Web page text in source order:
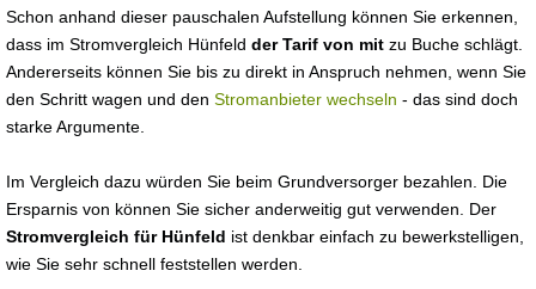
Schon anhand dieser pauschalen Aufstellung können Sie erkennen,
dass im Stromvergleich Hünfeld der Tarif von mit zu Buche schlägt.
Andererseits können Sie bis zu direkt in Anspruch nehmen, wenn Sie
den Schritt wagen und den Stromanbieter wechseln - das sind doch
starke Argumente.
Im Vergleich dazu würden Sie beim Grundversorger bezahlen. Die
Ersparnis von können Sie sicher anderweitig gut verwenden. Der
Stromvergleich für Hünfeld ist denkbar einfach zu bewerkstelligen,
wie Sie sehr schnell feststellen werden.